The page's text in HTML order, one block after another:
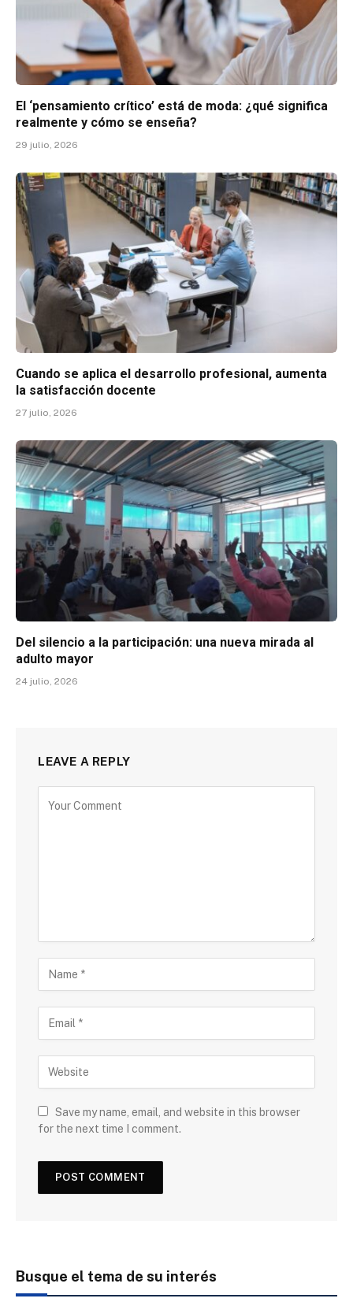
El ‘pensamiento crítico’ está de moda: ¿qué significa
realmente y cómo se enseña?
29 julio, 2026
Cuando se aplica el desarrollo profesional, aumenta
la satisfacción docente
27 julio, 2026
Del silencio a la participación: una nueva mirada al
adulto mayor
24 julio, 2026
LEAVE A REPLY
Save my name, email, and website in this browser
for the next time I comment.
Busque el tema de su interés